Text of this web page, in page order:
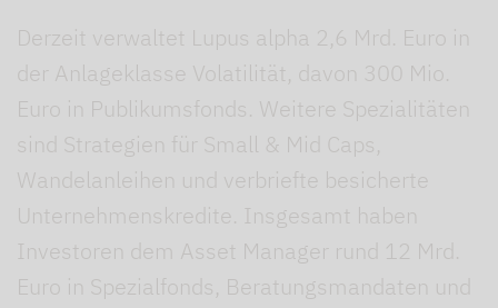
Derzeit verwaltet Lupus alpha 2,6 Mrd. Euro in
der Anlageklasse Volatilität, davon 300 Mio.
Euro in Publikumsfonds. Weitere Spezialitäten
sind Strategien für Small & Mid Caps,
Wandelanleihen und verbriefte besicherte
Unternehmenskredite. Insge­samt haben
Investoren dem Asset Manager rund 12 Mrd.
Euro in Spezial­fonds, Beratungsmandaten und